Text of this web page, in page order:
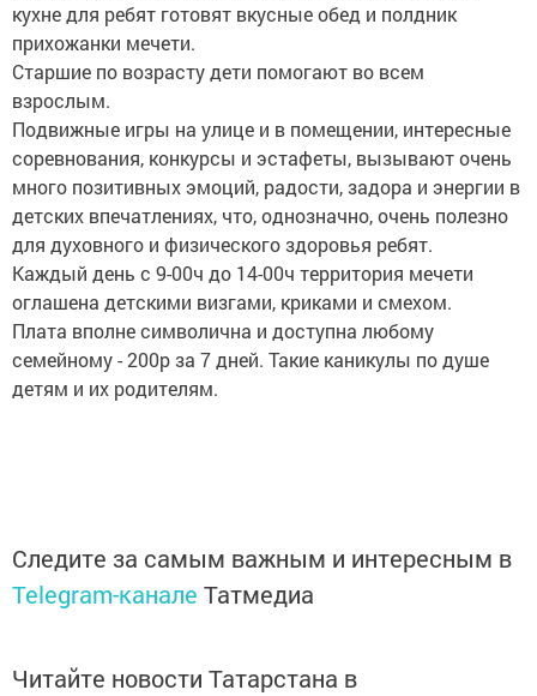
кухне для ребят готовят вкусные обед и полдник
прихожанки мечети.
Старшие по возрасту дети помогают во всем
взрослым.
Подвижные игры на улице и в помещении, интересные
соревнования, конкурсы и эстафеты, вызывают очень
много позитивных эмоций, радости, задора и энергии в
детских впечатлениях, что, однозначно, очень полезно
для духовного и физического здоровья ребят.
Каждый день с 9-00ч до 14-00ч территория мечети
оглашена детскими визгами, криками и смехом.
Плата вполне символична и доступна любому
семейному - 200р за 7 дней. Такие каникулы по душе
детям и их родителям.
Следите за самым важным и интересным в
Telegram-канале Татмедиа
Читайте новости Татарстана в